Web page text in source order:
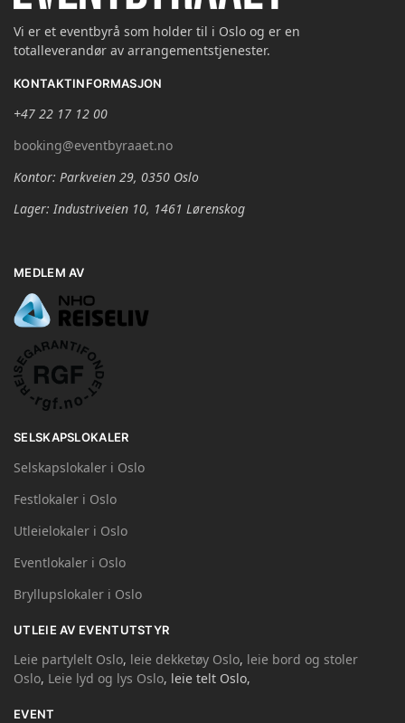
Vi er et eventbyrå som holder til i Oslo og er en
totalleverandør av arrangementstjenester.
KONTAKTINFORMASJON
+47 22 17 12 00
booking@eventbyraaet.no
Kontor: Parkveien 29, 0350 Oslo
Lager: Industriveien 10, 1461 Lørenskog
MEDLEM AV
SELSKAPSLOKALER
Selskapslokaler i Oslo
Festlokaler i Oslo
Utleielokaler i Oslo
Eventlokaler i Oslo
Bryllupslokaler i Oslo
UTLEIE AV EVENTUTSTYR
Leie partylelt Oslo, leie dekketøy Oslo, leie bord og stoler
Oslo, Leie lyd og lys Oslo, leie telt Oslo,
EVENT